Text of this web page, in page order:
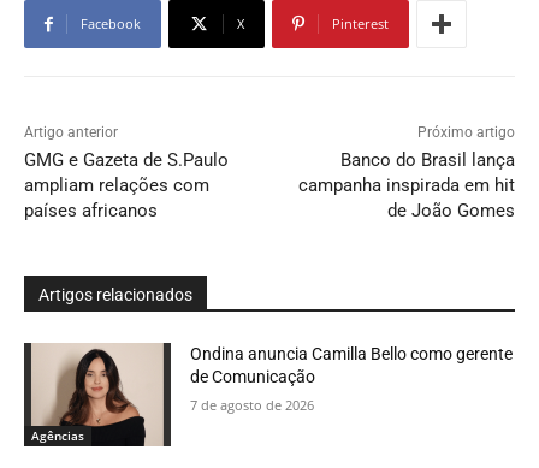
Facebook X Pinterest
Artigo anterior
GMG e Gazeta de S.Paulo
ampliam relações com
países africanos
Próximo artigo
Banco do Brasil lança
campanha inspirada em hit
de João Gomes
Artigos relacionados
Agências
Ondina anuncia Camilla Bello como gerente
de Comunicação
7 de agosto de 2026